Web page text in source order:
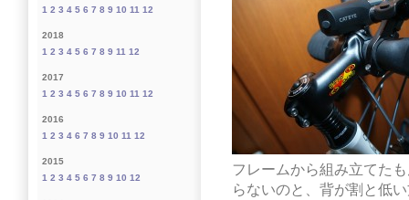
フレームから組み立てた
らないのと、背が割と低
1 2 3 4 5 6 7 8 9 10 11 12
2018
1 2 3 4 5 6 7 8 9 11 12
2017
1 2 3 4 5 6 7 8 9 10 11 12
2016
1 2 3 4 6 7 8 9 10 11 12
2015
1 2 3 4 5 6 7 8 9 10 12